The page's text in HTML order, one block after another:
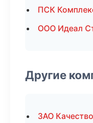
ПСК
ООО Идеал
Другие
ЗАО